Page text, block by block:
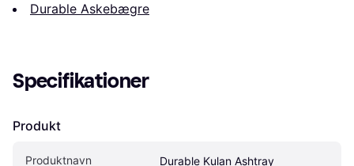
Durable Askebægre
Specifikationer
Produkt
Produktnavn Durable Kulan Ashtray